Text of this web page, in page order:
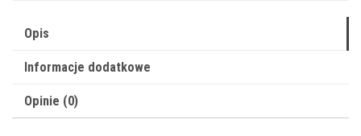
1400
cyan
Opis
Informacje dodatkowe
Opinie (0)